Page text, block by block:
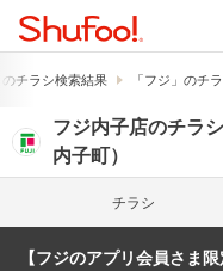
チラシ検索結果 「フジ」のチ
フジ内子店のチラ
内子町）
チラシ
【フジのアプリ会員さま